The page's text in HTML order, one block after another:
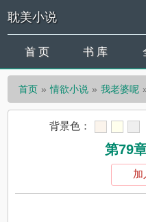
耽美小说
首 页 书 库
首页 情欲小说 我老婆呢
背景色：
第79
加